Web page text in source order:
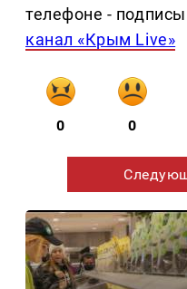
телефоне -
канал «Крым Live»
0 0